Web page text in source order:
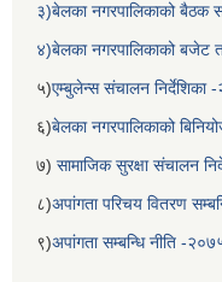
३)बेलका नगरपालिकाको बैठक
४)बेलका नगरपालिकाको बजेट
५)एम्बुलेन्स संचालन निर्देशिका
६)बेलका नगरपालिकाको
७) सामाजिक सुरक्षा संचालन
८)अपांगता परिचय वितरण
९)अपांगता सम्बन्धि नीति -